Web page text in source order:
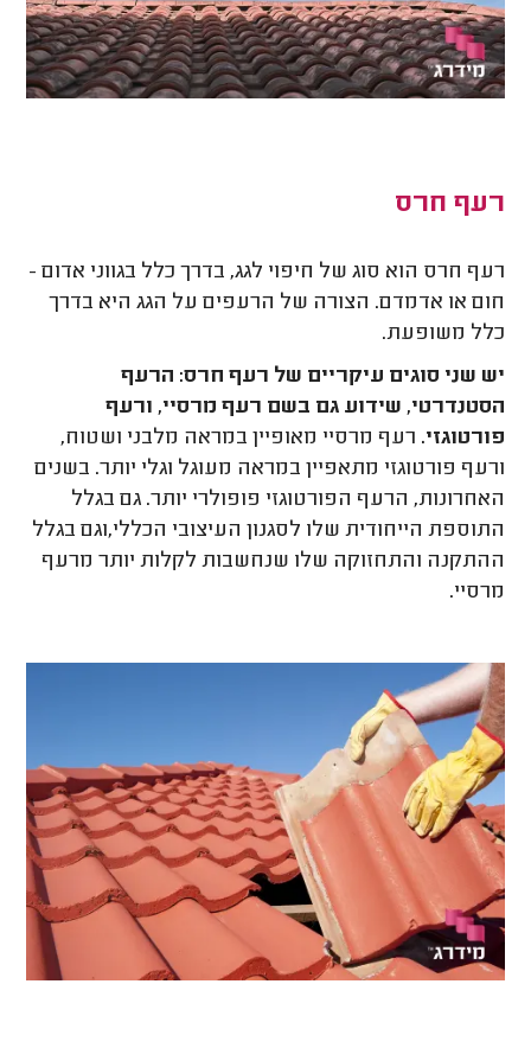
רעף חרס
רעף חרס הוא סוג של חיפוי לגג, בדרך כלל בגווני אדום -
חום או אדמדם. הצורה של הרעפים על הגג היא בדרך
כלל משופעת.
יש שני סוגים עיקריים של רעף חרס: הרעף
הסטנדרטי, שידוע גם בשם רעף מרסיי, ורעף
פורטוגזי. רעף מרסיי מאופיין במראה מלבני ושטוח,
ורעף פורטוגזי מתאפיין במראה מעוגל וגלי יותר. בשנים
האחרונות, הרעף הפורטוגזי פופולרי יותר. גם בגלל
התוספת הייחודית שלו לסגנון העיצובי הכללי,וגם בגלל
ההתקנה והתחזוקה שלו שנחשבות לקלות יותר מרעף
מרסיי.